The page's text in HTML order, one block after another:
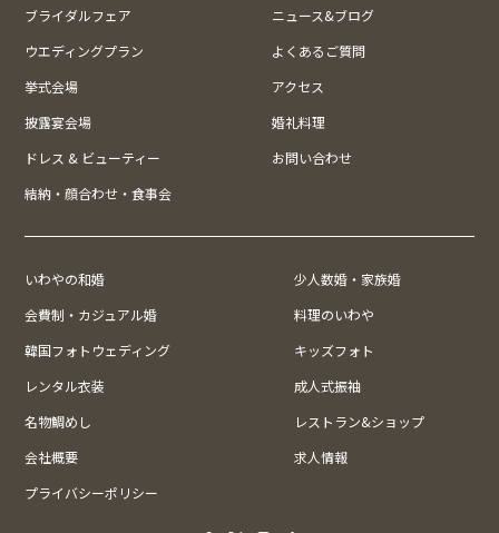
ブライダルフェア
ニュース&ブログ
ウエディングプラン
よくあるご質問
挙式会場
アクセス
披露宴会場
婚礼料理
ドレス & ビューティー
お問い合わせ
結納・顔合わせ・食事会
いわやの和婚
少人数婚・家族婚
会費制・カジュアル婚
料理のいわや
韓国フォトウェディング
キッズフォト
レンタル衣装
成人式振袖
名物鯛めし
レストラン&ショップ
会社概要
求人情報
プライバシーポリシー